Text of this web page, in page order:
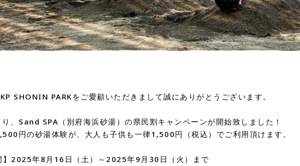
SHONIN PARKをご愛顧いただきまして誠にありがとうございます。
、Sand SPA（別府海浜砂湯）の県民割キャンペーンが開始致しました！
円の砂湯体験が、大人も子供も一律1,500円（税込）でご利用頂けます。
】2025年8月16日（土）～2025年9月30日（火）まで